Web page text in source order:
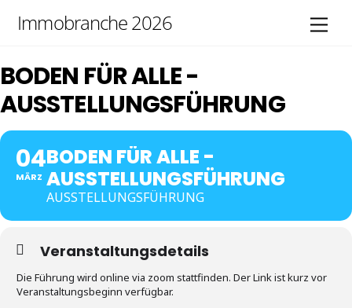
Immobranche 2026
BODEN FÜR ALLE -
AUSSTELLUNGSFÜHRUNG
04
MÄRZ
BODEN FÜR ALLE -
AUSSTELLUNGSFÜHRUNG
AUSSTELLUNGSFÜHRUNG
Veranstaltungsdetails
Die Führung wird online via zoom stattfinden. Der Link ist kurz vor
Veranstaltungsbeginn verfügbar.